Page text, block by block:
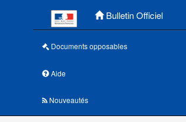
Bulletin Officiel
Documents opposables
Aide
Nouveautés